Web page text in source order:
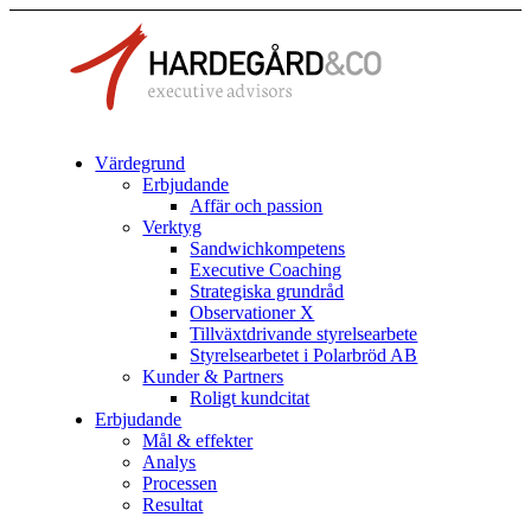
Värdegrund
Erbjudande
Affär och passion
Verktyg
Sandwichkompetens
Executive Coaching
Strategiska grundråd
Observationer X
Tillväxtdrivande styrelsearbete
Styrelsearbetet i Polarbröd AB
Kunder & Partners
Roligt kundcitat
Erbjudande
Mål & effekter
Analys
Processen
Resultat